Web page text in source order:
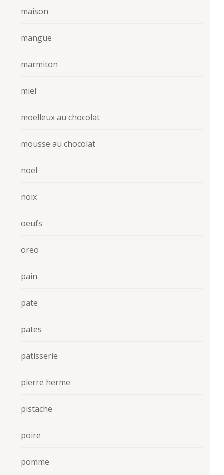
maison
mangue
marmiton
miel
moelleux au chocolat
mousse au chocolat
noel
noix
oeufs
oreo
pain
pate
pates
patisserie
pierre herme
pistache
poire
pomme